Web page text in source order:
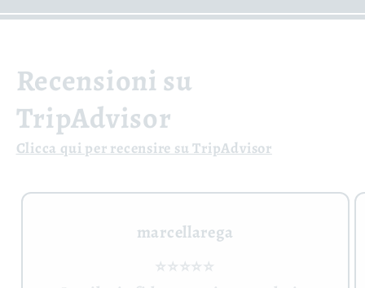
Recensioni su
TripAdvisor
Clicca qui per recensire su TripAdvisor
marcellarega
⭐⭐⭐⭐⭐